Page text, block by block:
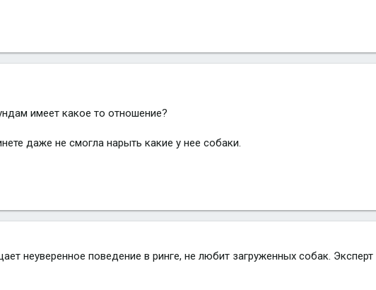
имеет какое то отношение?
даже не смогла нарыть какие у нее собаки.
неуверенное поведение в ринге, не любит загруженных собак.